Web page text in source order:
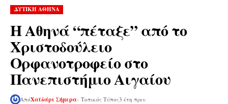
ΔΥΤΙΚΗ ΑΘΗΝΑ
Η Αθηνά “πέταξε” από το
Χριστοδούλειο
Ορφανοτροφείο στο
Πανεπιστήμιο Αιγαίου
ΑπόΧαϊδάρι Σήμερα- Τοπικός Τύπος3 έτη πριν